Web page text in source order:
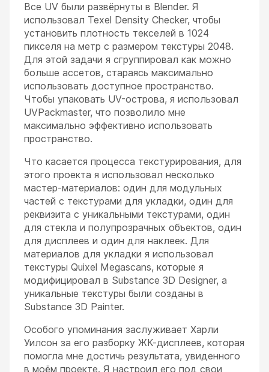
Все UV были развёрнуты в Blender. Я
использовал Texel Density Checker, чтобы
установить плотность текселей в 1024
пикселя на метр с размером текстуры 2048.
Для этой задачи я сгруппировал как можно
больше ассетов, стараясь максимально
использовать доступное пространство.
Чтобы упаковать UV-острова, я использовал
UVPackmaster, что позволило мне
максимально эффективно использовать
пространство.
Что касается процесса текстурирования, для
этого проекта я использовал несколько
мастер-материалов: один для модульных
частей с текстурами для укладки, один для
реквизита с уникальными текстурами, один
для стекла и полупрозрачных объектов, один
для дисплеев и один для наклеек. Для
материалов для укладки я использовал
текстуры Quixel Megascans, которые я
модифицировал в Substance 3D Designer, а
уникальные текстуры были созданы в
Substance 3D Painter.
Особого упоминания заслуживает Харли
Уилсон за его разборку ЖК-дисплеев, которая
помогла мне достичь результата, увиденного
в моём проекте. Я настроил его под свои